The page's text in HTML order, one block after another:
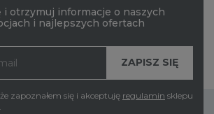
i otrzymuj informacje o naszych
i najlepszych ofertach
zapoznałem się i akceptuję regulamin sklepu